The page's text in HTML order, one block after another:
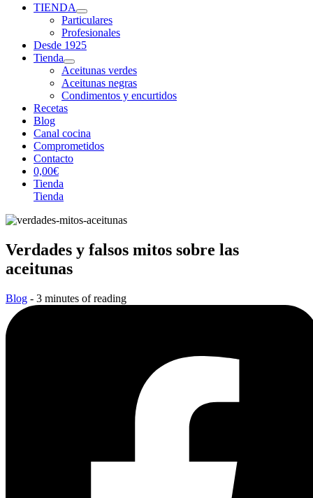
TIENDA
Particulares
Profesionales
Desde 1925
Tienda
Aceitunas verdes
Aceitunas negras
Condimentos y encurtidos
Recetas
Blog
Canal cocina
Comprometidos
Contacto
0,00€
Tienda
Tienda
Verdades y falsos mitos sobre las
aceitunas
Blog - 3 minutes of reading